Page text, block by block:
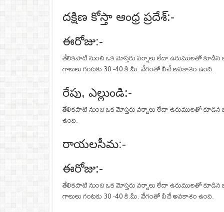
దక్షిణ కోస్తా ఆంధ్ర ప్రదేశ్:-
ఈరోజు:-
తేలికపాటి నుంచి ఒక మోస్తరు వర్షాలు లేదా ఉరుములతో కూడిన
గాలులు గంటకు 30 -40 కి.మీ. వేగంతో వీచే అవకాశం ఉంది.
రేపు, ఎల్లుండి:-
తేలికపాటి నుంచి ఒక మోస్తరు వర్షాలు లేదా ఉరుములతో కూడిన
ఉంది.
రాయలసీమ:-
ఈరోజు:-
తేలికపాటి నుంచి ఒక మోస్తరు వర్షాలు లేదా ఉరుములతో కూడిన
గాలులు గంటకు 30 -40 కి.మీ. వేగంతో వీచే అవకాశం ఉంది.